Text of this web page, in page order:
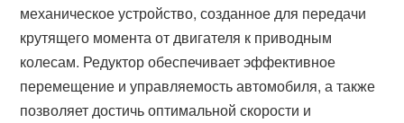
механическое устройство, созданное для передачи
крутящего момента от двигателя к приводным
колесам. Редуктор обеспечивает эффективное
перемещение и управляемость автомобиля, а также
позволяет достичь оптимальной скорости и